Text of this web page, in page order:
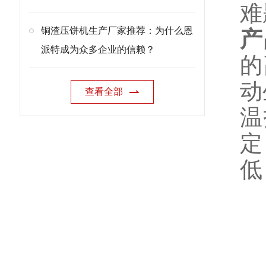
铜渣压饼机生产厂家推荐：为什么恩
派特成为众多企业的信赖？
查看全部